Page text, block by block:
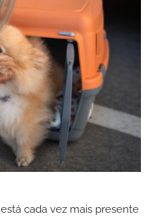
cada vez mais presente